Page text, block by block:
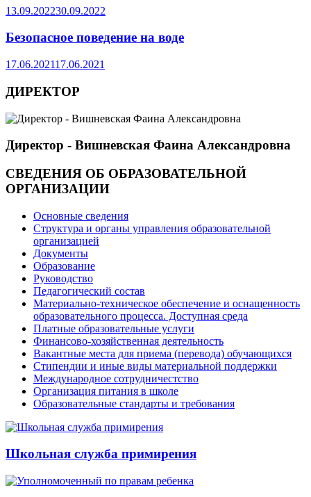
13.09.202230.09.2022
Безопасное поведение на воде
17.06.202117.06.2021
ДИРЕКТОР
Директор - Вишневская Фаина Александровна
СВЕДЕНИЯ ОБ ОБРАЗОВАТЕЛЬНОЙ
ОРГАНИЗАЦИИ
Основные сведения
Структура и органы управления образовательной
организацией
Документы
Образование
Руководство
Педагогический состав
Материально-техническое обеспечение и оснащенность
образовательного процесса. Доступная среда
Платные образовательные услуги
Финансово-хозяйственная деятельность
Вакантные места для приема (перевода) обучающихся
Стипендии и иные виды материальной поддержки
Международное сотрудничестство
Организация питания в школе
Образовательные стандарты и требования
Школьная служба примирения